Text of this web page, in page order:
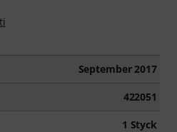
September 2017
422051
1 Styck